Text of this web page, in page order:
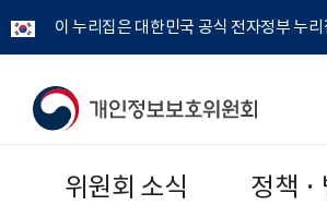
이 누리집은 대한민국 공식 전자정부 누
개
위원회 소식 정책 ·